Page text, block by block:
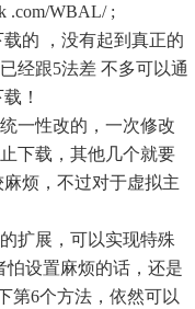
.com/WBAL/ ;
的 ，没有起到真正的
经跟5法差 不多可以通
！
一性改的，一次修改
下载，其他几个就要
烦，不过对于虚拟主
扩展，可以实现特殊
怕设置麻烦的话，还是
第6个方法，依然可以